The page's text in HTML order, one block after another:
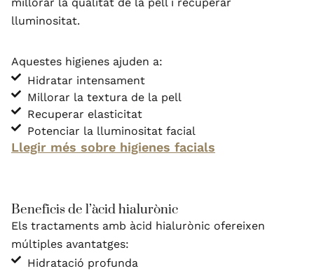
lluminositat.
Aquestes higienes ajuden a:
Hidratar intensament
Millorar la textura de la pell
Recuperar elasticitat
Potenciar la lluminositat facial
Llegir més sobre higienes facials
Beneficis de l’àcid hialurònic
Els tractaments amb àcid hialurònic ofereixen
múltiples avantatges:
Hidratació profunda